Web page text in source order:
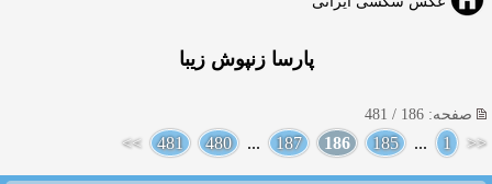
پارسا زنپوش زیبا
صفحه: 186 / 481
<<
1
...
185
186
187
...
480
481
>>